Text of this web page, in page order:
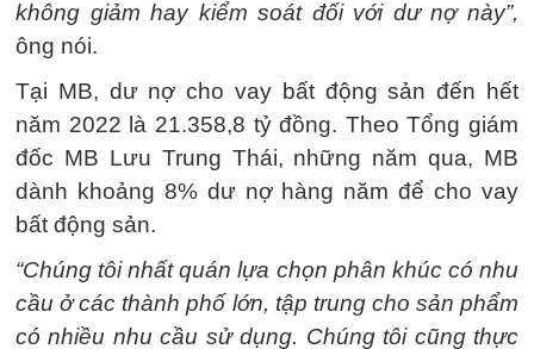
không giảm hay kiểm soát đối với dư nợ này”,
ông nói.
Tại MB, dư nợ cho vay bất động sản đến hết
năm 2022 là 21.358,8 tỷ đồng. Theo Tổng giám
đốc MB Lưu Trung Thái, những năm qua, MB
dành khoảng 8% dư nợ hàng năm để cho vay
bất động sản.
“Chúng tôi nhất quán lựa chọn phân khúc có nhu
cầu ở các thành phố lớn, tập trung cho sản phẩm
có nhiều nhu cầu sử dụng. Chúng tôi cũng thực